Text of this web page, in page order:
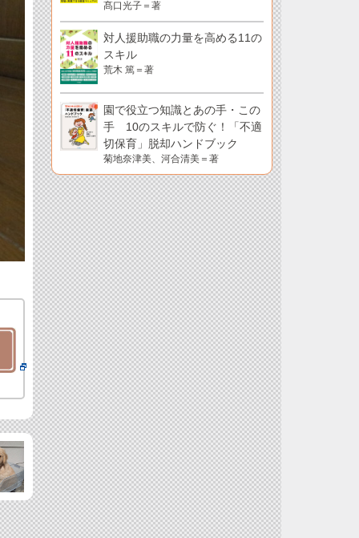
髙口光子＝著
対人援助職の力量を高める11の
スキル
荒木 篤＝著
園で役立つ知識とあの手・この
手 10のスキルで防ぐ！「不適
切保育」脱却ハンドブック
菊地奈津美、河合清美＝著